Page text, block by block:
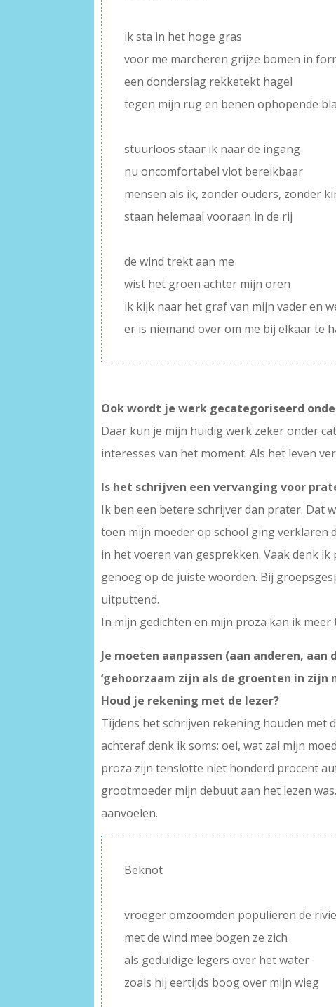
ik sta in het hoge gras
voor me marcheren grijze bomen in
een donderslag rekketekt hagel
tegen mijn rug en benen ophopende
stuurloos staar ik naar de ingang
nu oncomfortabel vlot bereikbaar
mensen als ik, zonder ouders, zonder
staan helemaal vooraan in de rij
de wind trekt aan me
wist het groen achter mijn oren
ik kijk naar het graf van mijn vader en
er is niemand over om me bij elkaar te
Ook wordt je werk gecategoriseerd
Daar kun je mijn huidig werk zeker onder
interesses van het moment. Als het leven
Is het schrijven een vervanging voor
Ik ben een betere schrijver dan prater. Dat
toen mijn moeder op school ging verklaren
in het voeren van gesprekken. Vaak denk
genoeg op de juiste woorden. Bij
uitputtend.
In mijn gedichten en mijn proza kan ik
Je moeten aanpassen (aan anderen,
‘gehoorzaam zijn als de groenten in
Houd je rekening met de lezer?
Tijdens het schrijven rekening houden met
achteraf denk ik soms: oei, wat zal mijn
proza zijn tenslotte niet honderd procent
grootmoeder mijn debuut aan het lezen
aanvoelen.
Beknot
vroeger omzoomden populieren de
met de wind mee bogen ze zich
als geduldige legers over het water
zoals hij eertijds boog over mijn wieg